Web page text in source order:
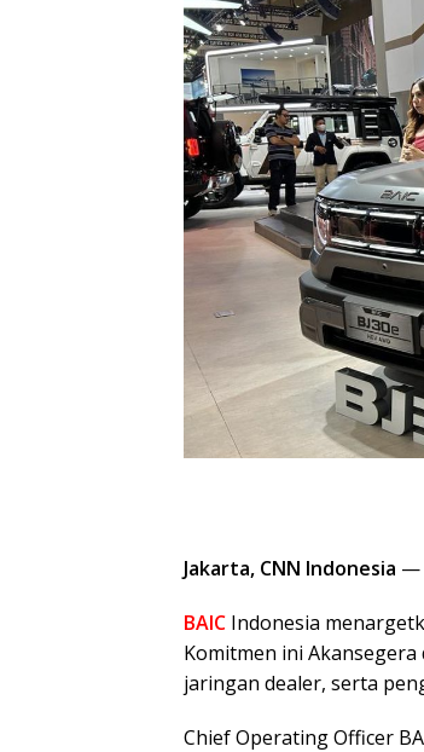
Jakarta, CNN Indonesia —
BAIC Indonesia
Komitmen ini
jaringan dealer, serta
Chief Operating Officer